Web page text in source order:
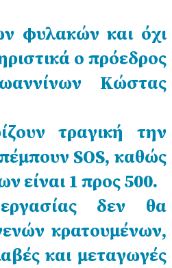
φυλακών και όχι
ο πρόεδρος
Κώστας
τραγική την
SOS, καθώς
είναι 1 προς 500.
δεν θα
κρατουμένων,
και μεταγωγές